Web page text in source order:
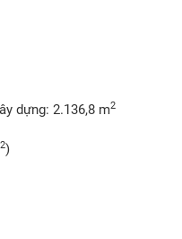
dựng: 2.136,8 m2
2)